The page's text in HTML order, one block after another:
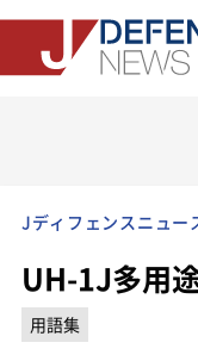
Jディフェンスニュー
UH-1J多用
用語集